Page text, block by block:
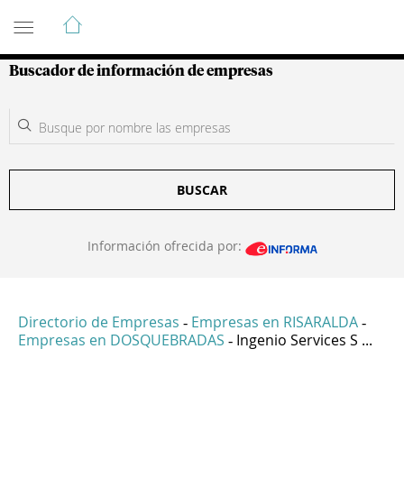
Guía de Empresas Colombianas
Buscador de información de empresas
BUSCAR
Información ofrecida por:
Directorio de Empresas - Empresas en RISARALDA -
Empresas en DOSQUEBRADAS - Ingenio Services S ...